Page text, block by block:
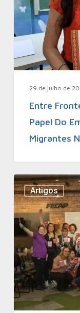
29 de julho de
Entre
Papel Do
Migrantes
Artigos